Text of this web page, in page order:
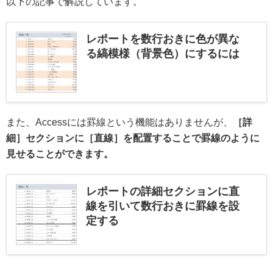
レポートを数行おきに色が異な
る縞模様（背景色）にするには
また、Accessには罫線という機能はありませんが、
［詳
細］セクションに［直線］を配置することで罫線のように
見せることができます。
レポートの詳細セクションに直
線を引いて数行おきに罫線を設
定する